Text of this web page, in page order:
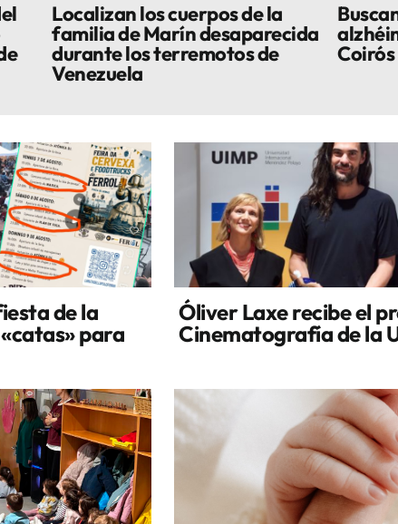
Localizan los cuerpos de la
familia de Marín desaparecida
durante los terremotos de
Venezuela
Coirós
de la
para
Óliver Laxe recibe el
Cinematografía de la